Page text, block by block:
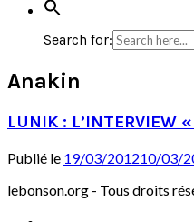
Search for:
Anakin
LUNIK : L’INTERVIEW
Publié le 19/03/201210/03/
lebonson.org - Tous droits